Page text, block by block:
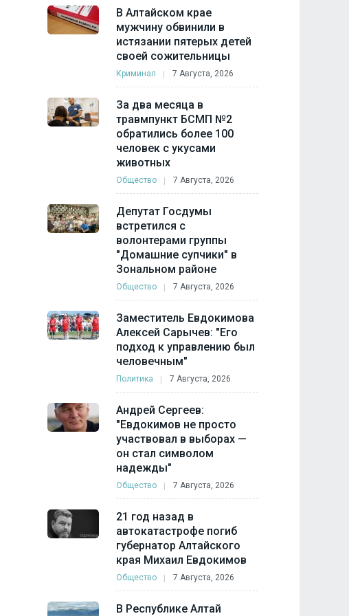
В Алтайском крае
мужчину обвинили в
истязании пятерых детей
своей сожительницы
Криминал 7 Августа, 2026
За два месяца в
травмпункт БСМП №2
обратились более 100
человек с укусами
животных
Общество 7 Августа, 2026
Депутат Госдумы
встретился с
волонтерами группы
"Домашние супчики" в
Зональном районе
Общество 7 Августа, 2026
Заместитель Евдокимова
Алексей Сарычев: "Его
подход к управлению был
человечным"
Политика 7 Августа, 2026
Андрей Сергеев:
"Евдокимов не просто
участвовал в выборах —
он стал символом
надежды"
Общество 7 Августа, 2026
21 год назад в
автокатастрофе погиб
губернатор Алтайского
края Михаил Евдокимов
Общество 7 Августа, 2026
В Республике Алтай